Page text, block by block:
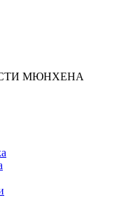
МЮНХЕНА